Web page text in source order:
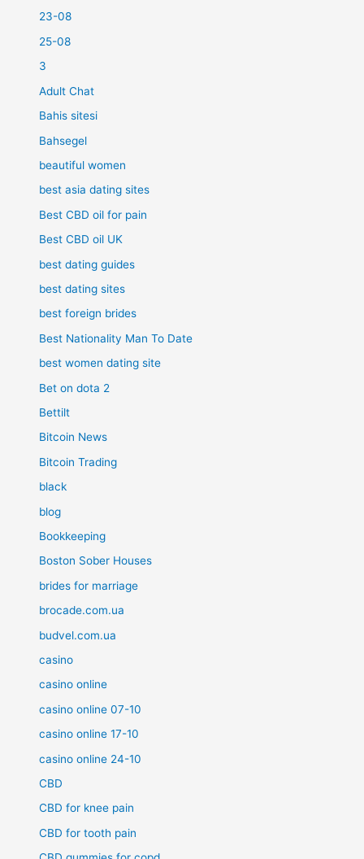
23-08
25-08
3
Adult Chat
Bahis sitesi
Bahsegel
beautiful women
best asia dating sites
Best CBD oil for pain
Best CBD oil UK
best dating guides
best dating sites
best foreign brides
Best Nationality Man To Date
best women dating site
Bet on dota 2
Bettilt
Bitcoin News
Bitcoin Trading
black
blog
Bookkeeping
Boston Sober Houses
brides for marriage
brocade.com.ua
budvel.com.ua
casino
casino online
casino online 07-10
casino online 17-10
casino online 24-10
CBD
CBD for knee pain
CBD for tooth pain